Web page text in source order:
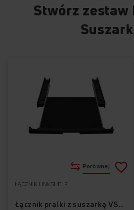
Stwórz zestaw
ŁĄCZNIK LINKSHELF
Łącznik pralki z suszarką VSK03B
Porównaj Dodaj
listy